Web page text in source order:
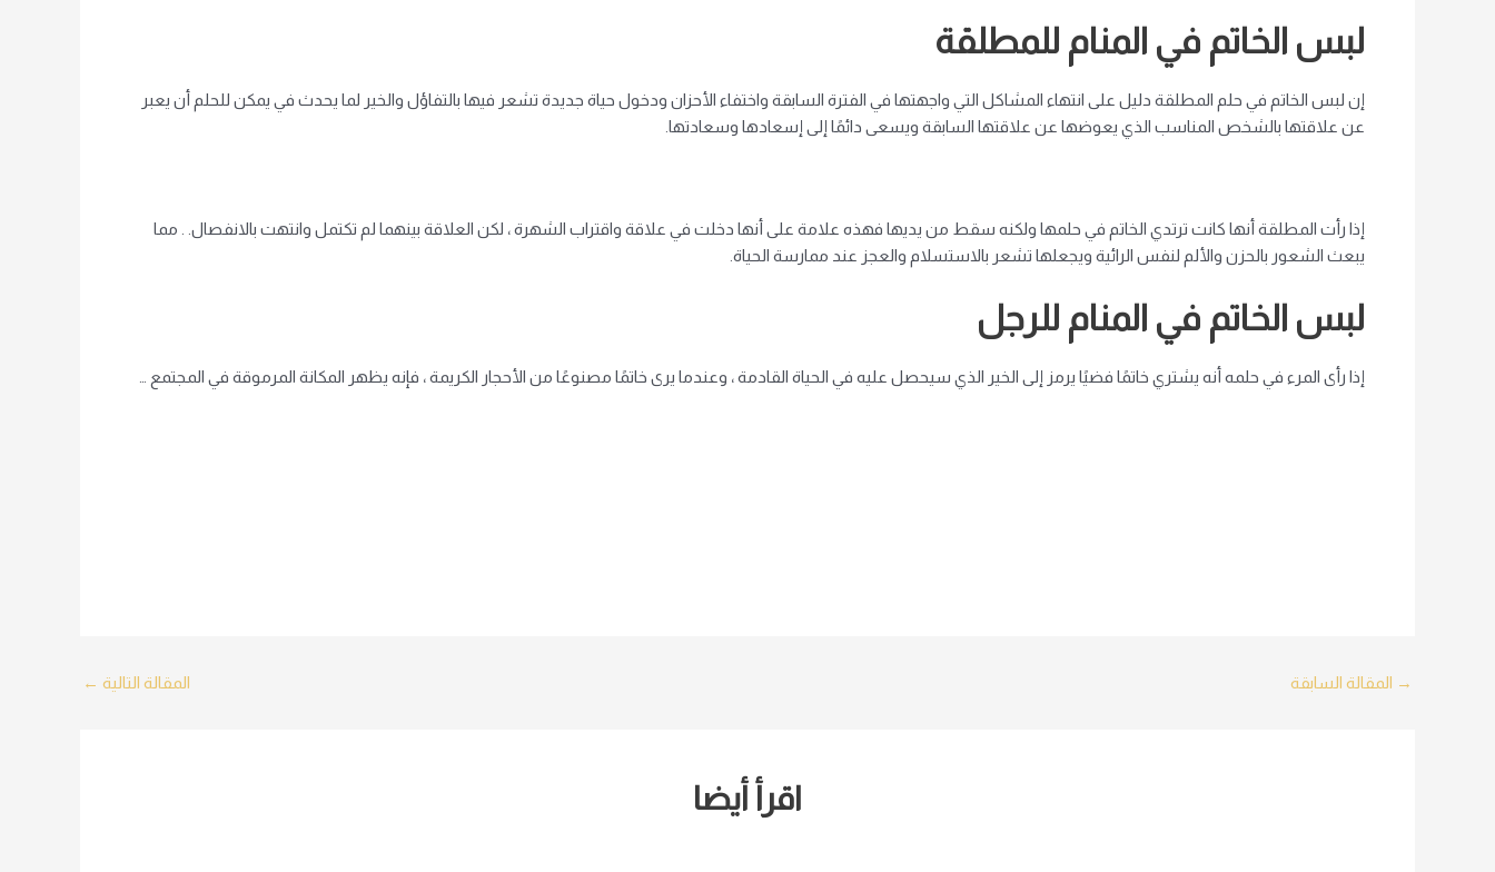
لبس الخاتم في المنام للمطلقة
إن لبس الخاتم في حلم المطلقة دليل على انتهاء المشاكل التي واجهتها في الفترة السابقة واختفاء الأحزان ودخول حياة جديدة تشعر فيها بالتفاؤل والخير لما يحدث في يمكن للحلم أن يعبر
عن علاقتها بالشخص المناسب الذي يعوضها عن علاقتها السابقة ويسعى دائمًا إلى إسعادها وسعادتها.
إذا رأت المطلقة أنها كانت ترتدي الخاتم في حلمها ولكنه سقط من يديها فهذه علامة على أنها دخلت في علاقة واقتراب الشهرة ، لكن العلاقة بينهما لم تكتمل وانتهت بالانفصال. . مما
يبعث الشعور بالحزن والألم لنفس الرائية ويجعلها تشعر بالاستسلام والعجز عند ممارسة الحياة.
لبس الخاتم في المنام للرجل
إذا رأى المرء في حلمه أنه يشتري خاتمًا فضيًا يرمز إلى الخير الذي سيحصل عليه في الحياة القادمة ، وعندما يرى خاتمًا مصنوعًا من الأحجار الكريمة ، فإنه يظهر المكانة المرموقة في المجتمع …
Post
→ المقالة السابقة المقالة التالية ←
اقرأ أيضا